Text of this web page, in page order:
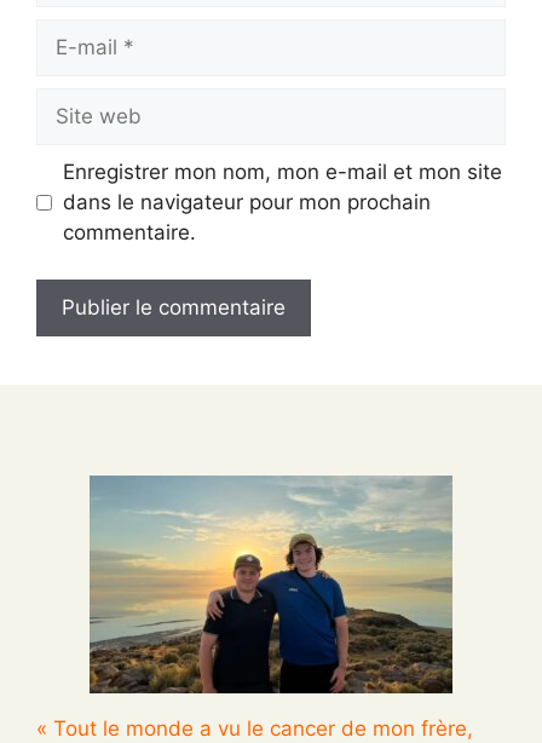
Site
web
Enregistrer mon nom, mon e-mail et mon site
dans le navigateur pour mon prochain
commentaire.
« Tout le monde a vu le cancer de mon frère,